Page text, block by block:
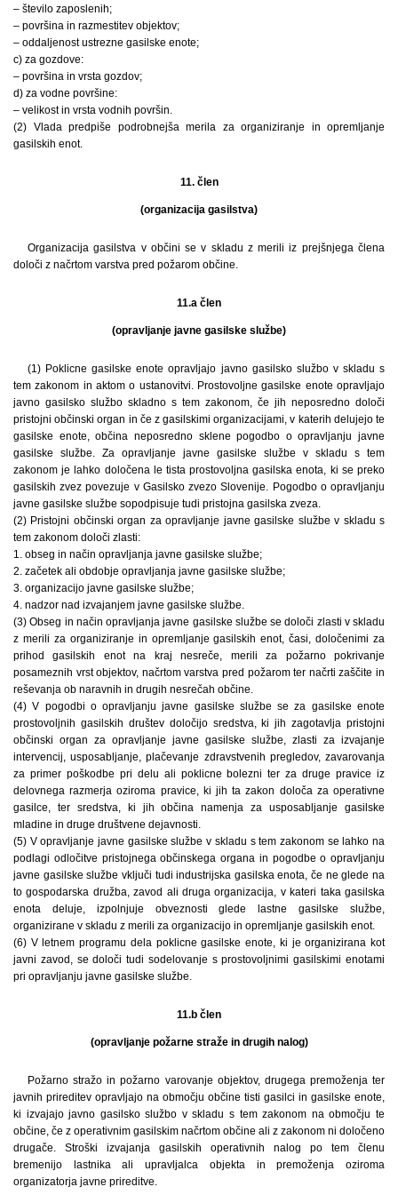
– število zaposlenih;
– površina in razmestitev objektov;
– oddaljenost ustrezne gasilske enote;
c) za gozdove:
– površina in vrsta gozdov;
d) za vodne površine:
– velikost in vrsta vodnih površin.
(2) Vlada predpiše podrobnejša merila za organiziranje in opremljanje
gasilskih enot.
11. člen
(organizacija gasilstva)
Organizacija gasilstva v občini se v skladu z merili iz prejšnjega člena
določi z načrtom varstva pred požarom občine.
11.a člen
(opravljanje javne gasilske službe)
(1) Poklicne gasilske enote opravljajo javno gasilsko službo v skladu s
tem zakonom in aktom o ustanovitvi. Prostovoljne gasilske enote opravljajo
javno gasilsko službo skladno s tem zakonom, če jih neposredno določi
pristojni občinski organ in če z gasilskimi organizacijami, v katerih delujejo te
gasilske enote, občina neposredno sklene pogodbo o opravljanju javne
gasilske službe. Za opravljanje javne gasilske službe v skladu s tem
zakonom je lahko določena le tista prostovoljna gasilska enota, ki se preko
gasilskih zvez povezuje v Gasilsko zvezo Slovenije. Pogodbo o opravljanju
javne gasilske službe sopodpisuje tudi pristojna gasilska zveza.
(2) Pristojni občinski organ za opravljanje javne gasilske službe v skladu s
tem zakonom določi zlasti:
1. obseg in način opravljanja javne gasilske službe;
2. začetek ali obdobje opravljanja javne gasilske ­službe;
3. organizacijo javne gasilske službe;
4. nadzor nad izvajanjem javne gasilske službe.
(3) Obseg in način opravljanja javne gasilske službe se določi zlasti v skladu
z merili za organiziranje in opremljanje gasilskih enot, časi, določenimi za
prihod gasilskih enot na kraj nesreče, merili za požarno pokrivanje
posameznih vrst objektov, načrtom varstva pred požarom ter načrti zaščite in
reševanja ob naravnih in drugih nesrečah občine.
(4) V pogodbi o opravljanju javne gasilske službe se za gasilske enote
prostovoljnih gasilskih društev določijo sredstva, ki jih zagotavlja pristojni
občinski organ za opravljanje javne gasilske službe, zlasti za izvajanje
intervencij, usposabljanje, plačevanje zdravstvenih pregledov, zavarovanja
za primer poškodbe pri delu ali poklicne bolezni ter za druge pravice iz
delovnega razmerja oziroma pravice, ki jih ta zakon določa za operativne
gasilce, ter sredstva, ki jih občina namenja za usposabljanje gasilske
mladine in druge društvene dejavnosti.
(5) V opravljanje javne gasilske službe v skladu s tem zakonom se lahko na
podlagi odločitve pristojnega občinskega organa in pogodbe o opravljanju
javne gasilske službe vključi tudi industrijska gasilska enota, če ne glede na
to gospodarska družba, zavod ali druga organizacija, v kateri taka gasilska
enota deluje, izpolnjuje obveznosti glede lastne gasilske službe,
organizirane v skladu z merili za organizacijo in opremljanje gasilskih enot.
(6) V letnem programu dela poklicne gasilske enote, ki je organizirana kot
javni zavod, se določi tudi sodelovanje s prostovoljnimi gasilskimi enotami
pri opravljanju javne gasilske službe.
11.b člen
(opravljanje požarne straže in drugih nalog)
Požarno stražo in požarno varovanje objektov, drugega premoženja ter
javnih prireditev opravljajo na območju občine tisti gasilci in gasilske enote,
ki izvajajo javno gasilsko službo v skladu s tem zakonom na območju te
občine, če z operativnim gasilskim načrtom občine ali z zakonom ni določeno
drugače. Stroški izvajanja gasilskih operativnih nalog po tem členu
bremenijo lastnika ali upravljalca objekta in premoženja oziroma
organizatorja javne prireditve.